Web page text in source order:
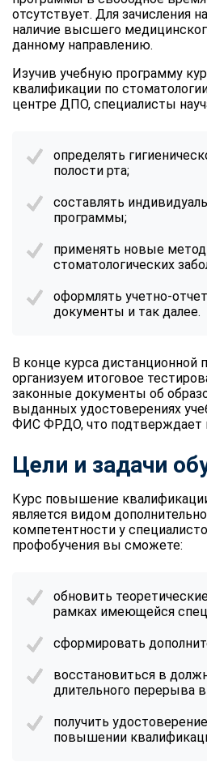
отсутствует. Для зачисления
наличие высшего
данному направлению.
Изучив учебную программу
квалификации по
центре ДПО, специалисты
определять
полости рта;
составлять
программы;
применять новые
стоматологических
оформлять учетно-
документы и так далее.
В конце курса дистанционной
организуем итоговое
законные документы об
выданных удостоверениях
ФИС ФРДО, что подтверждает
Цели и задачи
Курс повышение
является видом
компетентности у
профобучения вы сможете:
обновить
рамках имеющейся
сформировать
восстановиться в
длительного перерыва
получить
повышении